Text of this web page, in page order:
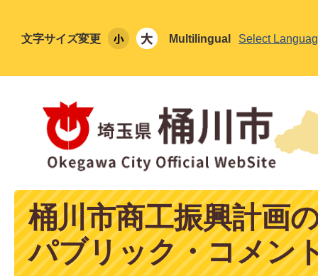
文字サイズ変更 Multilingual Select
桶川市商工振興計画
パブリック・コメン